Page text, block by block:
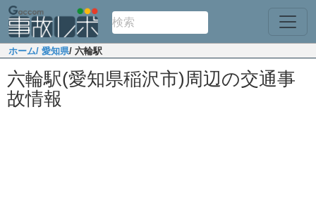
ホーム/ 愛知県/ 六輪駅
六輪駅(愛知県稲沢市)周辺の交通事
故情報